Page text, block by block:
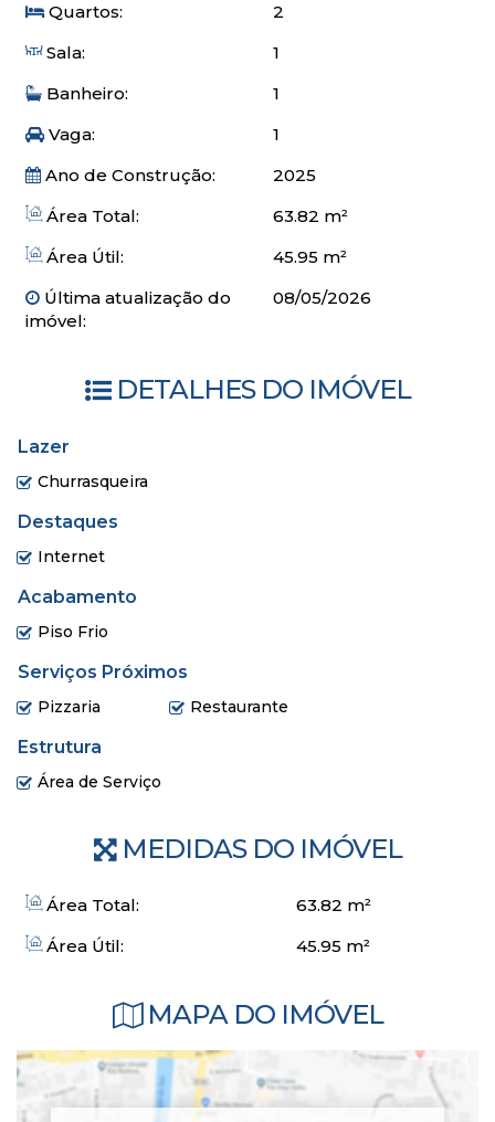
valorização, com fácil acesso ao Centro de Itajaí, BR-101 e
principais vias da cidade.
essenciais
Condição facilitada
Entrada: R$ 69.000,00
Ideal tanto para moradia quanto para investimento, com
Entre em contato para mais informações ou agende sua
visita!
Quartos:
2
Sala:
1
Banheiro:
1
Vaga:
1
Ano de Construção:
2025
Área Total:
63.82 m²
Área Útil:
45.95 m²
Última atualização do
imóvel:
08/05/2026
DETALHES DO IMÓVEL
Lazer
Churrasqueira
Destaques
Internet
Acabamento
Piso Frio
Serviços Próximos
Pizzaria Restaurante
Estrutura
Área de Serviço
MEDIDAS DO IMÓVEL
Área Total: 63.82 m²
Área Útil:
45.95 m²
MAPA DO IMÓVEL